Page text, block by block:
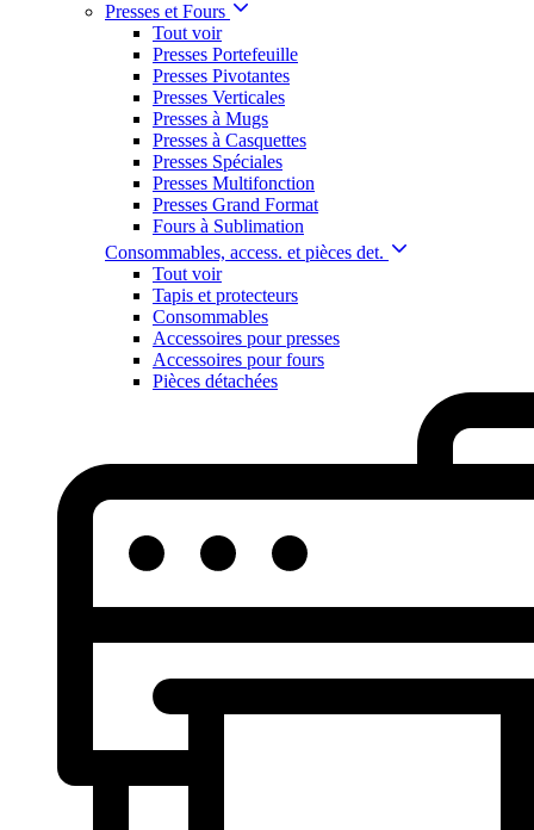
Presses et Fours
Tout voir
Presses Portefeuille
Presses Pivotantes
Presses Verticales
Presses à Mugs
Presses à Casquettes
Presses Spéciales
Presses Multifonction
Presses Grand Format
Fours à Sublimation
Consommables, access. et pièces det.
Tout voir
Tapis et protecteurs
Consommables
Accessoires pour presses
Accessoires pour fours
Pièces détachées